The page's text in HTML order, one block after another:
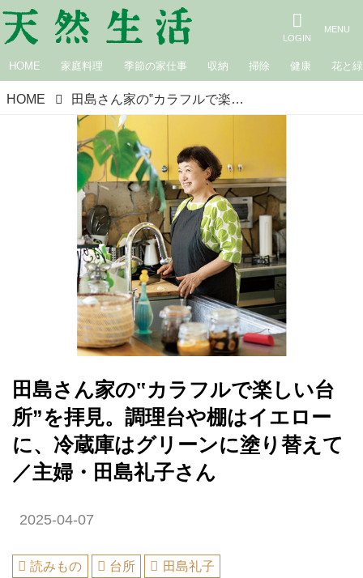
HOME 家庭料理 季節の家仕事 収納 掃除 健康 花と緑
HOME 田島さん家の‟カラフルで楽しい台所”を拝見。調理台や棚はイエローに、冷蔵庫はグリーンに塗り替えて／主婦・田島礼子さん
田島さん家の‟カラフルで楽しい台
所”を拝見。調理台や棚はイエロー
に、冷蔵庫はグリーンに塗り替えて
／主婦・田島礼子さん
2025-04-07
読みもの 台所 田島礼子